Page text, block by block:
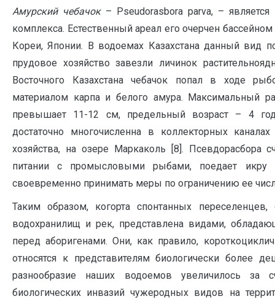
Амурский чебачок– Pseudorasbora parva, – является
комплекса. Естественный ареал его очерчен
Кореи, Японии. В водоемах Казахстана данный вид
прудовое хозяйство завезли личинок
Восточного Казахстана чебачок попал в ходе
материалом карпа и белого амура. Максимальный
превышает 11-12 см, предельный возраст – 4
достаточно многочисленна в коллекторных
хозяйства, на озере Маркаколь [8]. Псевдорасбора
питании с промысловыми рыбами, поедает икру
своевременно принимать меры по ограничению ее
Таким образом, когорта спонтанных
водохранилищ и рек, представлена видами,
перед аборигенами. Они, как правило,
относятся к представителям биологически
разнообразие наших водоемов увеличилось за
биологических инвазий чужеродных видов на